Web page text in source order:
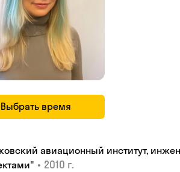
Выбрать время
авиационный институт,
• 2010 г.